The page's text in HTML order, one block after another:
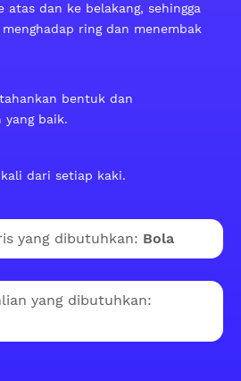
atas dan ke belakang, sehingga
ring dan menembak
bentuk dan
yang baik.
dari setiap kaki.
yang dibutuhkan: Bola
yang dibutuhkan: